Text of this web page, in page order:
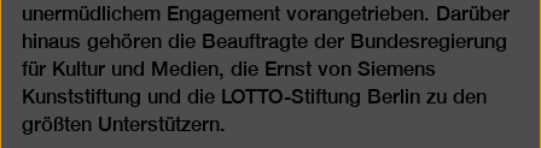
unermüdlichem Engagement vorangetrieben. Darüber
hinaus gehören die Beauftragte der Bundesregierung
für Kultur und Medien, die Ernst von Siemens
Kunststiftung und die LOTTO-Stiftung Berlin zu den
größten Unterstützern.